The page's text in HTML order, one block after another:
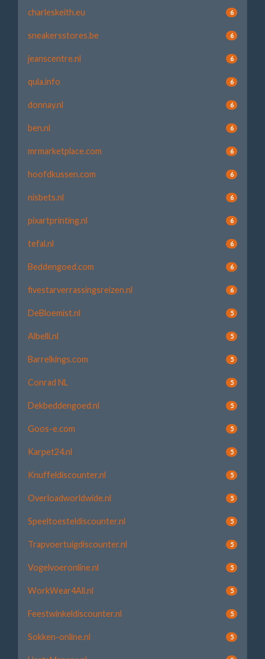
charleskeith.eu 6
sneakersstores.be 6
jeanscentre.nl 6
qula.info 6
donnay.nl 6
ben.nl 6
mrmarketplace.com 6
hoofdkussen.com 6
nisbets.nl 6
pixartprinting.nl 6
tefal.nl 6
Beddengoed.com 6
fivestarverrassingsreizen.nl 6
DeBloemist.nl 5
Albelli.nl 5
Barrelkings.com 5
Conrad NL 5
Dekbeddengoed.nl 5
Goos-e.com 5
Karpet24.nl 5
Knuffeldiscounter.nl 5
Overloadworldwide.nl 5
Speeltoesteldiscounter.nl 5
Trapvoertuigdiscounter.nl 5
Vogelvoeronline.nl 5
WorkWear4All.nl 5
Feestwinkeldiscounter.nl 5
Sokken-online.nl 5